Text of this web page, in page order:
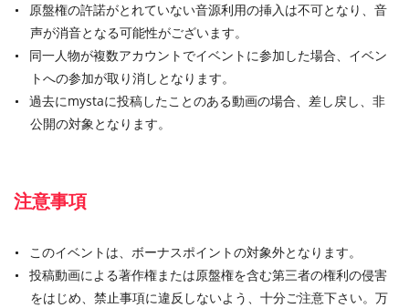
原盤権の許諾がとれていない音源利用の挿入は不可となり、音
声が消音となる可能性がございます。
同一人物が複数アカウントでイベントに参加した場合、イベン
トへの参加が取り消しとなります。
過去にmystaに投稿したことのある動画の場合、差し戻し、非
公開の対象となります。
注意事項
このイベントは、ボーナスポイントの対象外となります。
投稿動画による著作権または原盤権を含む第三者の権利の侵害
をはじめ、禁止事項に違反しないよう、十分ご注意下さい。万